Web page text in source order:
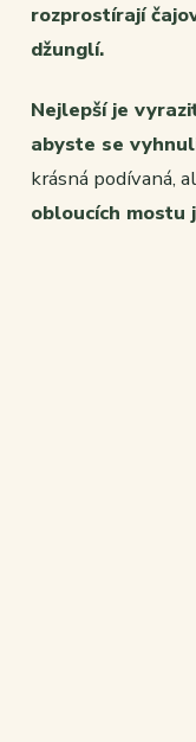
rozprostírají
džunglí.
Nejlepší je
abyste se
krásná podívaná,
obloucích mostu